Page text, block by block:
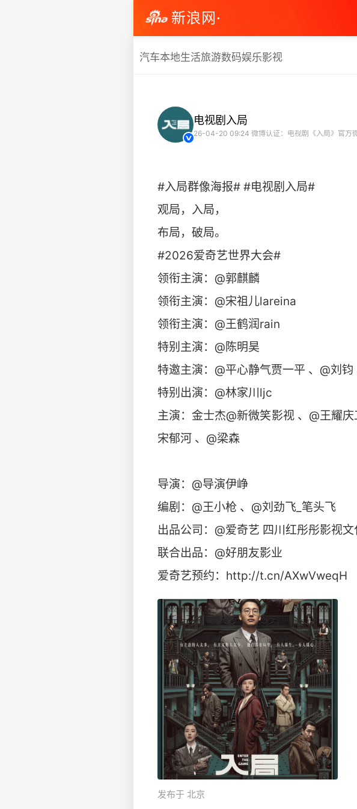
新浪网·
汽车本地生活旅游数码娱乐影视
电视剧入局
26-04-20 09:24 微博认证：电视剧《入局》官方
#入局群像海报# #电视剧入局#
观局，入局，
布局，破局。
#2026爱奇艺世界大会#
领衔主演：@郭麒麟
领衔主演：@宋祖儿lareina
领衔主演：@王鹤润rain
特别主演：@陈明昊
特邀主演：@平心静气贾一平 、@刘
特别出演：@林家川ljc
主演：金士杰@新微笑影视 、@王耀
宋郁河 、@梁森
导演：@导演伊峥
编剧：@王小枪 、@刘劲飞_笔头飞
出品公司：@爱奇艺 四川红彤彤影视
联合出品：@好朋友影业
爱奇艺预约：http://t.cn/AXwVweqH
发布于 北京